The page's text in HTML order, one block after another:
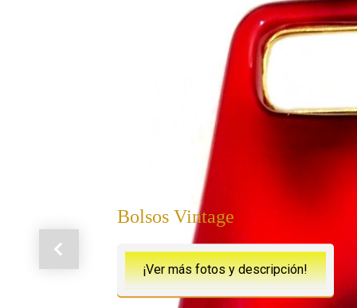
Bolsos Vintage
¡Ver más fotos y descripción!
Anterior